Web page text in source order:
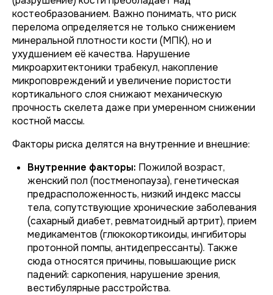
костеобразованием. Важно понимать, что риск
перелома определяется не только снижением
минеральной плотности кости (МПК), но и
ухудшением её качества. Нарушение
микроархитектоники трабекул, накопление
микроповреждений и увеличение пористости
кортикального слоя снижают механическую
прочность скелета даже при умеренном снижении
костной массы.
Факторы риска делятся на внутренние и внешние:
Внутренние факторы: Пожилой возраст,
женский пол (постменопауза), генетическая
предрасположенность, низкий индекс массы
тела, сопутствующие хронические заболевания
(сахарный диабет, ревматоидный артрит), прием
медикаментов (глюкокортикоиды, ингибиторы
протонной помпы, антидепрессанты). Также
сюда относятся причины, повышающие риск
падений: саркопения, нарушение зрения,
вестибулярные расстройства.